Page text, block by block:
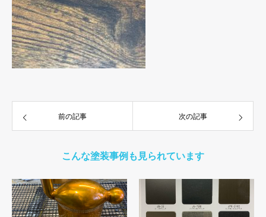
前の記事 次の記事
こんな塗装事例も見られています